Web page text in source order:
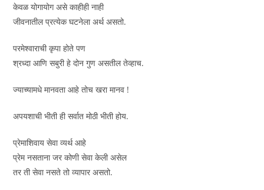
केवळ योगायोग असे काहीही नाही
जीवनातील प्रत्येक घटनेला अर्थ असतो.
परमेश्वाराची कृपा होते पण
श्रध्दा आणि सबुरी हे दोन गुण असतील तेव्हाच.
ज्याच्यामधे मानवता आहे तोच खरा मानव !
अपयशाची भीती ही सर्वात मोठी भीती होय.
प्रेमाशिवाय सेवा व्यर्थ आहे
प्रेम नसताना जर कोणी सेवा केली असेल
तर ती सेवा नसते तो व्यापार असतो.